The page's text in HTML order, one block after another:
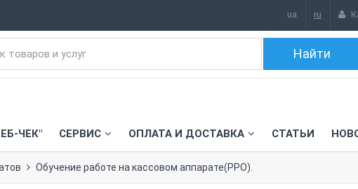
ЧЕК" СЕРВИС ОПЛАТА И ДОСТАВКА СТАТЬИ
ua ru
Обучение работе на кассовом аппарате(РРО).